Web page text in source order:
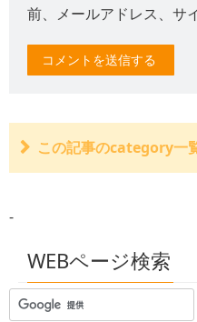
前、メールアドレス、サ
この記事のcategory一
後遺障害裏戦略サポート
【12/20.20時04分付】
後遺障害裏戦略サポート
【12/20.14時40分付】
-
WEBページ検索